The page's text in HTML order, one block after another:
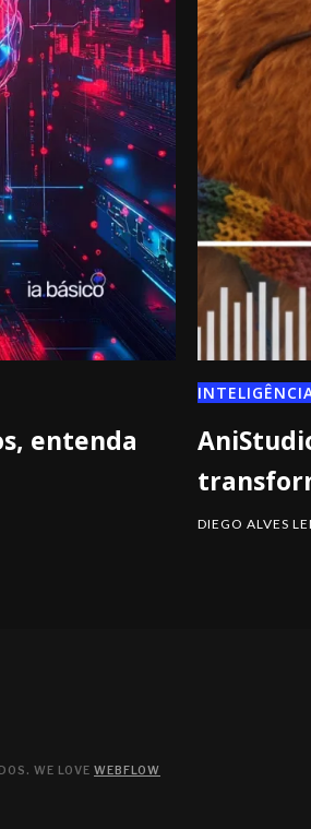
entenda
DIEGO ALVES
WE LOVE WEBFLOW